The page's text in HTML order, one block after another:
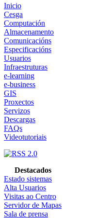
Inicio
Cesga
Computación
Almacenamento
Comunicacións
Especificacións
Usuarios
Infraestruturas
e-learning
e-business
GIS
Proxectos
Servizos
Descargas
FAQs
Videotutoriais
Destacados
Estado sistemas
Alta Usuarios
Visitas ao Centro
Servidor de Mapas
Sala de prensa